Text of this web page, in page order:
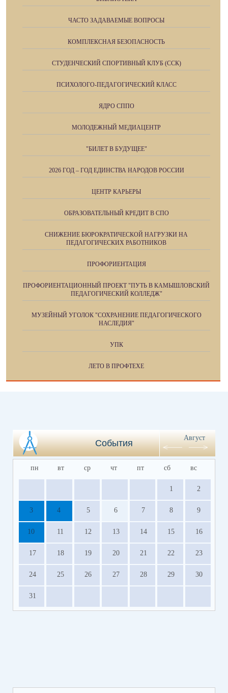
ЧАСТО ЗАДАВАЕМЫЕ ВОПРОСЫ
КОМПЛЕКСНАЯ БЕЗОПАСНОСТЬ
СТУДЕНЧЕСКИЙ СПОРТИВНЫЙ КЛУБ (ССК)
ПСИХОЛОГО-ПЕДАГОГИЧЕСКИЙ КЛАСС
ЯДРО СППО
МОЛОДЕЖНЫЙ МЕДИАЦЕНТР
"БИЛЕТ В БУДУЩЕЕ"
2026 ГОД – ГОД ЕДИНСТВА НАРОДОВ РОССИИ
ЦЕНТР КАРЬЕРЫ
ОБРАЗОВАТЕЛЬНЫЙ КРЕДИТ В СПО
СНИЖЕНИЕ БЮРОКРАТИЧЕСКОЙ НАГРУЗКИ НА
ПЕДАГОГИЧЕСКИХ РАБОТНИКОВ
ПРОФОРИЕНТАЦИЯ
ПРОФОРИЕНТАЦИОННЫЙ ПРОЕКТ "ПУТЬ В КАМЫШЛОВСКИЙ
ПЕДАГОГИЧЕСКИЙ КОЛЛЕДЖ"
МУЗЕЙНЫЙ УГОЛОК "СОХРАНЕНИЕ ПЕДАГОГИЧЕСКОГО
НАСЛЕДИЯ"
УПК
ЛЕТО В ПРОФТЕХЕ
События
Август
пн вт ср чт пт сб вс
1 2
3 4 5 6 7 8 9
10 11 12 13 14 15 16
17 18 19 20 21 22 23
24 25 26 27 28 29 30
31